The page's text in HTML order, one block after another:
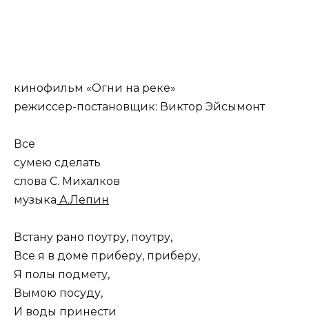
кинофильм «Огни на реке»
режиссер-постановщик: Виктор Эйсымонт
Все
сумею сделать
слова С. Михалков
музыка А.Лепин
Встану рано поутру, поутру,
Все я в доме приберу, приберу,
Я полы подмету,
Вымою посуду,
И воды принести